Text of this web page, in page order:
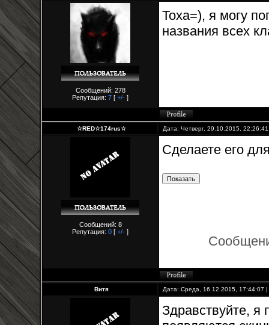
Сообщений: 278
Репутация: 7 [ +/- ]
Toxa=), я могу
названия всех
☆RED☆174rus☆ Дата: Четверг, 29.10.2015,
Сообщений: 8
Репутация: 0 [ +/- ]
Сделаете его
Витя Дата: Среда, 16.12.2015, 17:44:07
Здравствуйте, я